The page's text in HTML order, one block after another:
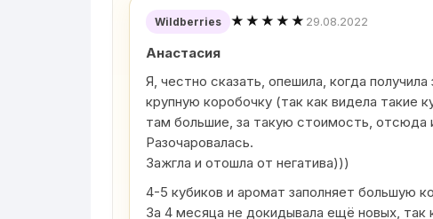
Wildberries ★★★★★ 29.08.2022
Анастасия
Я, честно сказать, опешила, когда
крупную коробочку (так как видела такие
там большие, за такую стоимость, отсюда
Разочаровалась.
Зажгла и отошла от негатива)))
4-5 кубиков и аромат заполняет большую
За 4 месяца не докидывала ещё новых, так